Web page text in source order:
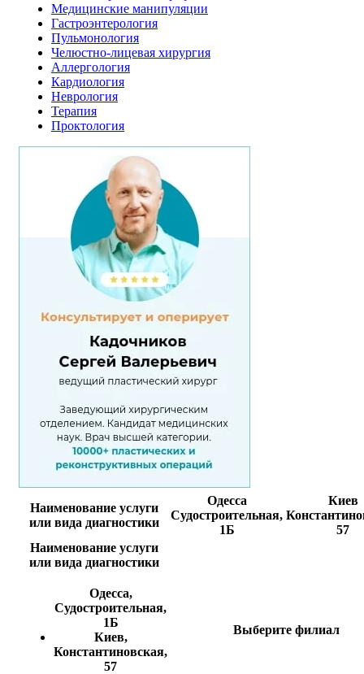
Медицинские манипуляции
Гастроэнтерология
Пульмонология
Челюстно-лицевая хирургия
Аллергология
Кардиология
Неврология
Терапия
Проктология
Наименование услуги
или вида диагностики
Одесса
Судостроительная,
1Б
Киев
57
Наименование услуги
или вида диагностики
Одесса,
Судостроительная,
1Б
Киев,
Константиновская,
57
Выберите филиал